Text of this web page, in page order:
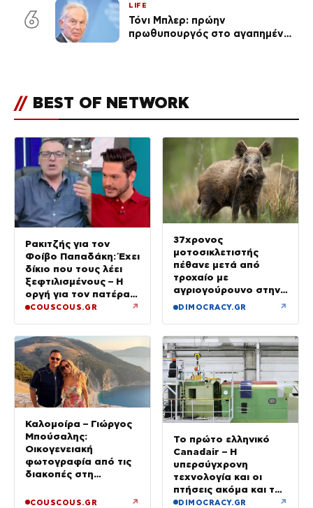
6
LIFE
Τόνι Μπλερ: πρώην
πρωθυπουργός στο αγαπημένο
// BEST OF NETWORK
Ρακιτζής για τον
Φοίβο Παπαδάκη: Έχει
δίκιο που τους λέει
ξεφτιλισμένους – Η
οργή για τον πατέρα
του
COUSCOUS.GR ↗
37χρονος
μοτοσικλετιστής
πέθανε μετά από
τροχαίο με
αγριογούρουνο στην
Εύβοια
DIMOCRACY.GR ↗
Καλομοίρα – Γιώργος
Μπούσαλης:
Οικογενειακή
φωτογραφία από τις
διακοπές στη
τους παιδιά
COUSCOUS.GR ↗
Το πρώτο ελληνικό
Canadair – Η
υπερσύγχρονη
τεχνολογία και οι
πτήσεις ακόμα και τη
νύχτα – βίντεο
DIMOCRACY.GR ↗